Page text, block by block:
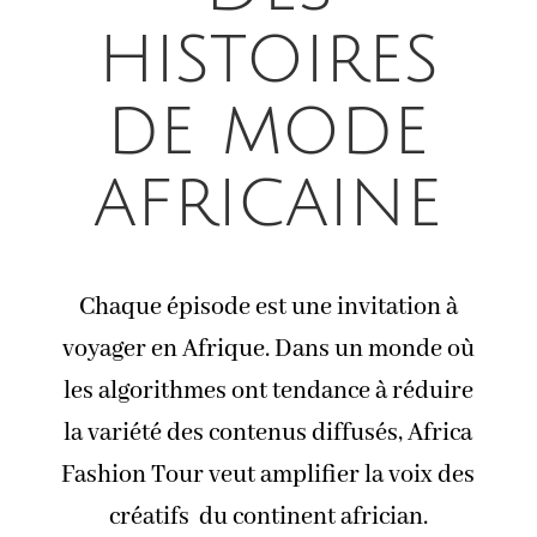
histoires
de mode
africaine
Chaque épisode est une invitation à
voyager en Afrique. Dans un monde où
les algorithmes ont tendance à réduire
la variété des contenus diffusés, Africa
Fashion Tour veut amplifier la voix des
créatifs du continent africian.